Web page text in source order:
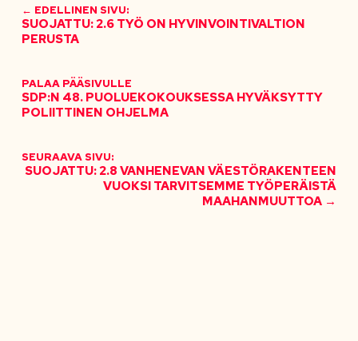
← EDELLINEN SIVU:
SUOJATTU: 2.6 TYÖ ON HYVINVOINTIVALTION
PERUSTA
PALAA PÄÄSIVULLE
SDP:N 48. PUOLUEKOKOUKSESSA HYVÄKSYTTY
POLIITTINEN OHJELMA
SEURAAVA SIVU:
SUOJATTU: 2.8 VANHENEVAN VÄESTÖRAKENTEEN
VUOKSI TARVITSEMME TYÖPERÄISTÄ
MAAHANMUUTTOA →